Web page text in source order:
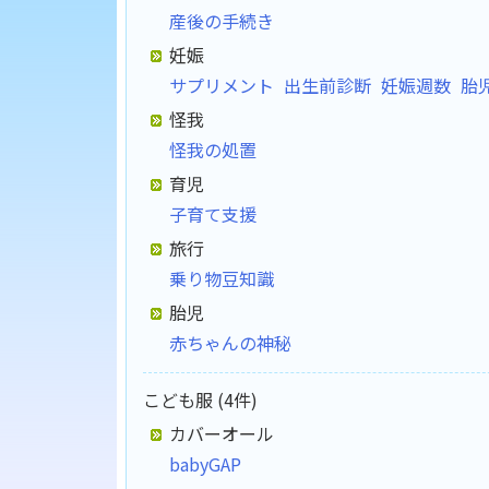
産後の手続き
妊娠
サプリメント 出生前診断 妊娠週数 胎
怪我
怪我の処置
育児
子育て支援
旅行
乗り物豆知識
胎児
赤ちゃんの神秘
こども服 (4件)
カバーオール
babyGAP